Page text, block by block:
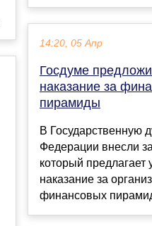
14:20, 05 Апр
Госдуме
наказание за
пирамиды
В Государственную
Федерации внесли
который предлагает
наказание за
финансовых